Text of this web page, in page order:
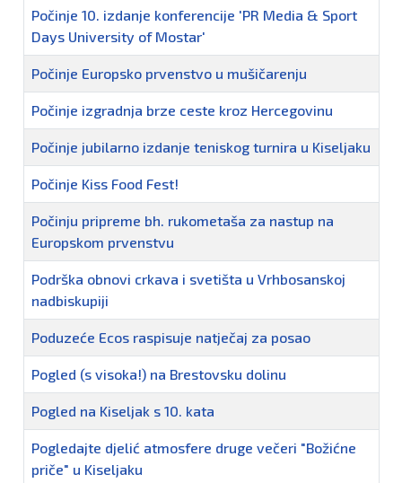
Počinje 10. izdanje konferencije 'PR Media & Sport
Days University of Mostar'
Počinje Europsko prvenstvo u mušičarenju
Počinje izgradnja brze ceste kroz Hercegovinu
Počinje jubilarno izdanje teniskog turnira u Kiseljaku
Počinje Kiss Food Fest!
Počinju pripreme bh. rukometaša za nastup na
Europskom prvenstvu
Podrška obnovi crkava i svetišta u Vrhbosanskoj
nadbiskupiji
Poduzeće Ecos raspisuje natječaj za posao
Pogled (s visoka!) na Brestovsku dolinu
Pogled na Kiseljak s 10. kata
Pogledajte djelić atmosfere druge večeri "Božićne
priče" u Kiseljaku